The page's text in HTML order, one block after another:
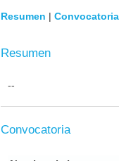
Resumen | Convocatoria
Resumen
--
Convocatoria